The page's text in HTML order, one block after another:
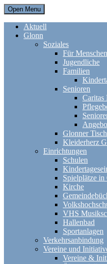
Open Menu
Aktuell
Glonn
Soziales
Für
Jugendliche
Familien
Senioren
Caritas
Glonner Tisch
Kleiderherz
Einrichtungen
Schulen
Spielplätze in
Kirche
VHS
Hallenbad
Sportanlagen
Verkehrsanbindung
Vereine und
Vereine &